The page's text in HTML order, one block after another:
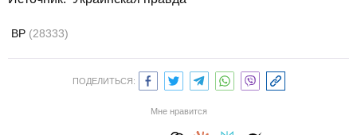
ВР (28333)
ПОДЕЛИТЬСЯ:
Мне нравится